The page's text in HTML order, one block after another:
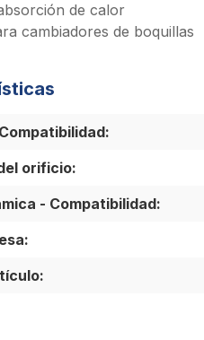
de calor
cambiadores de boquillas
orificio:
- Compatibilidad: